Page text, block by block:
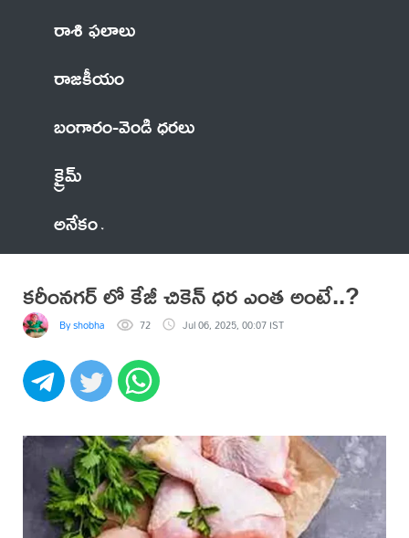
రాశి ఫలాలు
రాజకీయం
బంగారం-వెండి ధరలు
క్రైమ్
అనేకం
కరీంనగర్ లో కేజీ చికెన్ ధర ఎంత అంటే..?
By shobha 72 Jul 06, 2025, 00:07 IST